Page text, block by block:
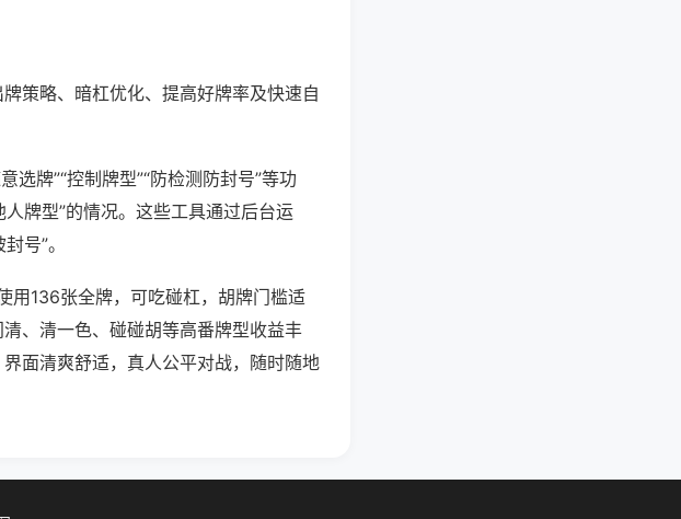
策略、暗杠优化、提高好牌率及快速自
牌”“控制牌型”“防检测防封号”等功
牌型”的情况。这些工具通过后台运
号”。
用136张全牌，可吃碰杠，胡牌门槛适
、清一色、碰碰胡等高番牌型收益丰
面清爽舒适，真人公平对战，随时随地